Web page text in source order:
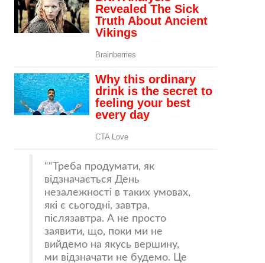
“Треба продумати, як
відзначається День
незалежності в таких умовах,
які є сьогодні, завтра,
післязавтра. А не просто
заявити, що, поки ми не
вийдемо на якусь вершину,
ми відзначати не будемо. Це